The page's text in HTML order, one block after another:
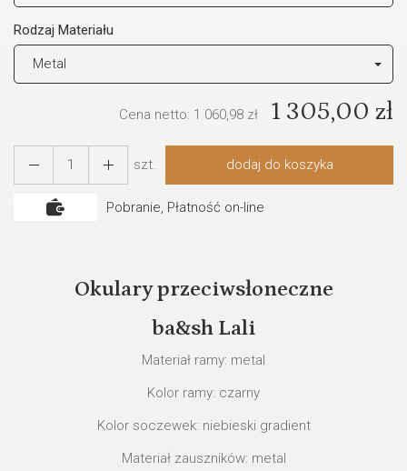
Rodzaj Materiału
Metal
Cena netto: 1 060,98 zł 1 305,00 zł
szt. dodaj do koszyka
Pobranie, Płatność on-line
Okulary przeciwsłoneczne
ba&sh Lali
Materiał ramy: metal
Kolor ramy: czarny
Kolor soczewek: niebieski gradient
Materiał zauszników: metal